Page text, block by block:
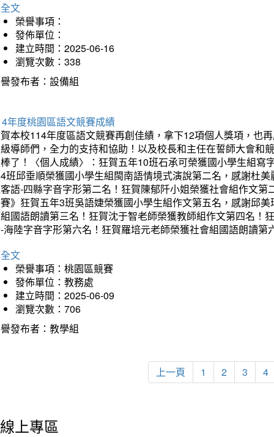
文
榮譽事項：
發佈單位：
建立時間：2025-06-16
瀏覽次數：338
發布者：設備組
年度桃園區語文競賽成績
本校114年度區語文競賽再創佳績，拿下12項個人獎項，也
導師們，全力的支持和協助！以及校長和主任在誓師大會和
了！〈個人成績〉：狂賀五年10班石承可榮獲國小學生組
班邱垂順榮獲國小學生組閩南語情境式演說第二名，感謝杜
語-四縣字音字形第二名！狂賀陳郁阡小姐榮獲社會組作文
》狂賀五年3班吳語婕榮獲國小學生組作文第五名，感謝邱
國語朗讀第三名！狂賀沈于智老師榮獲教師組作文第四名！
海陸字音字形第六名！狂賀羅培元老師榮獲社會組國語朗讀
文
榮譽事項：桃園區競賽
發佈單位：教務處
建立時間：2025-06-09
瀏覽次數：706
發布者：教學組
上一頁 1 2 3 4
線上專區